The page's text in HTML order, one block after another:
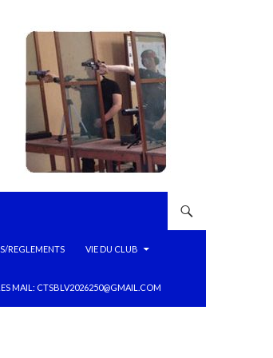
REGLEMENTS VIE DU CLUB
MAIL: CTSBLV2026250@GMAIL.COM